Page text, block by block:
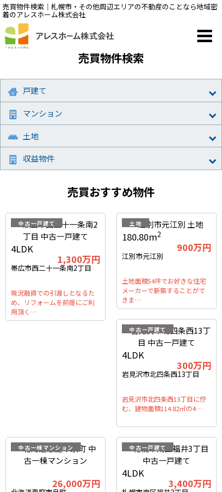
売買物件検索｜札幌市・その他周辺エリアの不動産のことなら地域密
着のアレスホーム株式会社
売買物件検索
戸建て
マンション
土地
収益物件
売買おすすめ物件
中古一戸建て
4LDK
1,300万円
帯広市西二十一条南2丁目
現況融資での引渡しとなるた
め、リフォームを前提にご利
用頂く…
土地
180.80m2
900万円
江別市元江別
土地面積54坪でお好きな住宅
メーカーで新築することがで
きま…
中古一戸建て
4LDK
300万円
岩見沢市北四条西13丁目
岩見沢市北四条西13丁目に佇
む、建物面積114.82㎡の4…
中古一棟マンション
26,000万円
中古一戸建て
4LDK
3,400万円